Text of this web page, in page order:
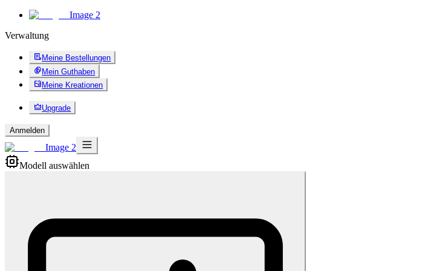
Image 2
Verwaltung
Meine Bestellungen
Mein Guthaben
Meine Kreationen
Upgrade
Anmelden
Image 2
Modell auswählen